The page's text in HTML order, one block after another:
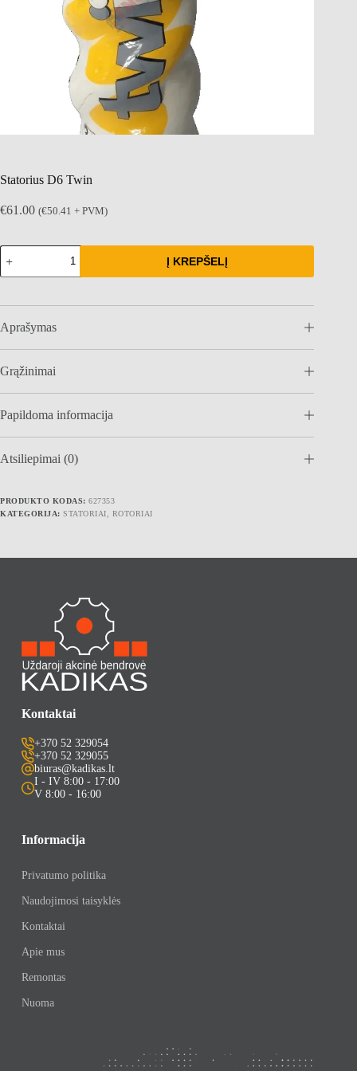
Statorius D6 Twin
€61.00 (€50.41 + PVM)
produkto
kiekis:
Statorius
Twin
Į KREPŠELĮ
Aprašymas
Grąžinimai
Papildoma informacija
Atsiliepimai (0)
PRODUKTO KODAS: 627353
KATEGORIJA: STATORIAI, ROTORIAI
Informacija
Privatumo politika
Naudojimosi taisyklės
Kontaktai
Apie mus
Remontas
Nuoma
Kontaktai
+370 52 329054
+370 52 329055
biuras@kadikas.lt
I - IV 8:00 - 17:00
V 8:00 - 16:00